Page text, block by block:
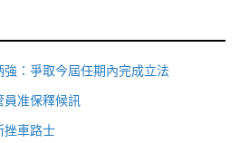
：爭取今屆任期內完成立法
員准保釋候訊
挫車路士